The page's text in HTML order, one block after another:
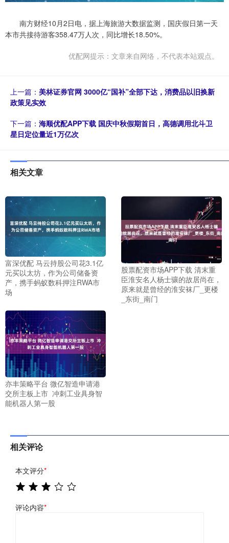
南方财经10月2日电，据上海旅游大数据监测，国庆假日第一天
本市共接待游客358.47万人次，同比增长18.50%。
优配网提示：文章来自网络，不代表本站观点。
上一篇： 美林证券官网 3000亿“国补”全部下达，消费品以旧换新
政策见实效
下一篇： 海顺优配APP下载 国庆中秋假期首日，高德调用北斗卫
星日定位量近1万亿次
相关文章
富深优配 马云持股公司花3.1亿
元买以太坊，作为公司储备资
产，携手蚂蚁数科押注RWA市
场
股票配资市场APP下载 清末重
臣淮安名人杨士骧的故居尚在，
原来就是曾经的淮安袜厂_更楼
_东街_南门
亦丰策略平台 微亿智造申请港
交所主板上市 冲刺工业具身智
能机器人第一股
相关评论
本文评分*
评论内容*